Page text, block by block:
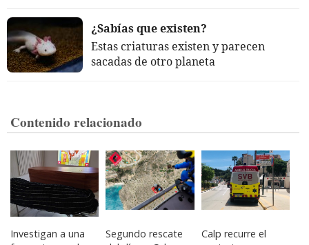
¿Sabías que existen?
Estas criaturas existen y parecen
sacadas de otro planeta
Contenido relacionado
Investigan a una
Segundo rescate
Calp recurre el